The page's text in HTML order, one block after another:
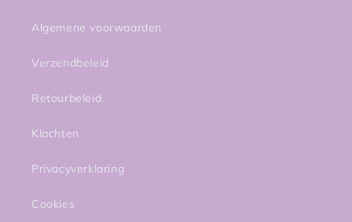
Algemene voorwaarden
Verzendbeleid
Retourbeleid
Klachten
Privacyverklaring
Cookies